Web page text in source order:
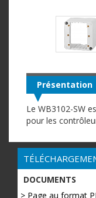
Présentation
Le WB3102-SW
pour les
DOCUMENTS
> Page au format